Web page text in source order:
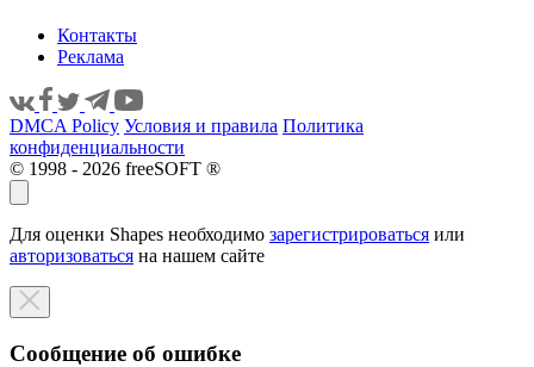
Контакты
Реклама
DMCA Policy Условия и правила Политика
конфиденциальности
© 1998 - 2026 freeSOFT ®
Для оценки Shapes необходимо зарегистрироваться или
авторизоваться на нашем сайте
Сообщение об ошибке